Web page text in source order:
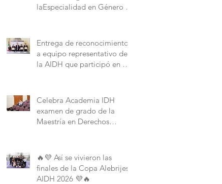
laEspecialidad en Género y
Entrega de reconocimientos
a equipo representativo de
la AIDH que participó en el
American University.
Celebra Academia IDH
examen de grado de la
Maestría en Derechos
🔥💜 Así se vivieron las
finales de la Copa Alebrijes
AIDH 2026 💜🔥